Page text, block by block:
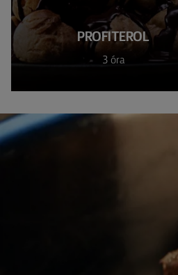
PROFITEROL
3 óra